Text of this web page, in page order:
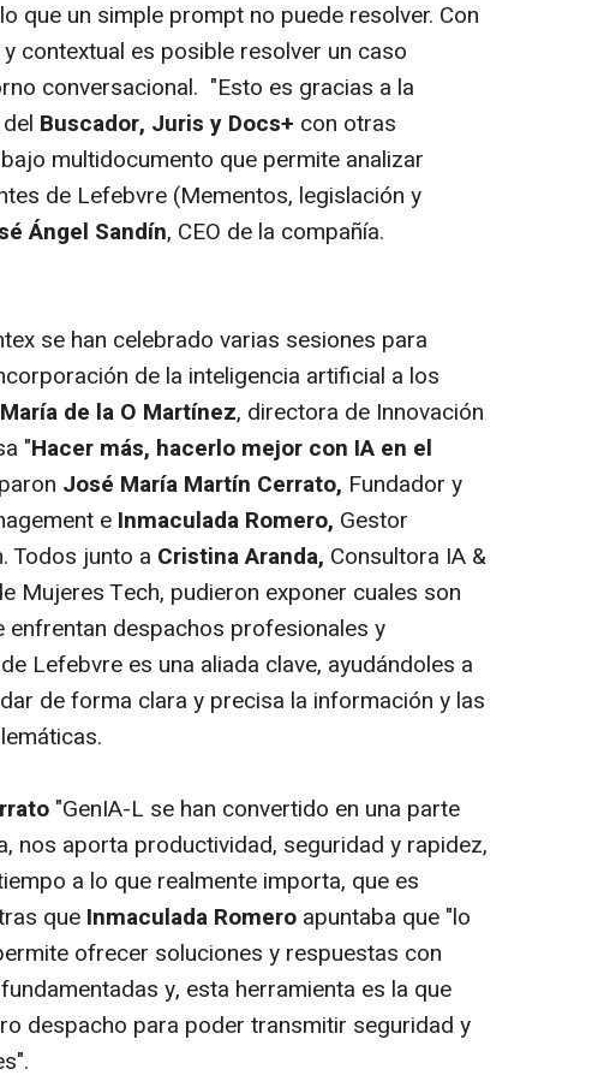
que un simple prompt no puede resolver. Con
contextual es posible resolver un caso
conversacional. "Esto es gracias a la
Buscador, Juris y Docs+ con otras
multidocumento que permite analizar
de Lefebvre (Mementos, legislación y
Ángel Sandín, CEO de la compañía.
se han celebrado varias sesiones para
de la inteligencia artificial a los
María de la O Martínez, directora de Innovación
"Hacer más, hacerlo mejor con IA en el
José María Martín Cerrato, Fundador y
e Inmaculada Romero, Gestor
Todos junto a Cristina Aranda, Consultora IA &
Mujeres Tech, pudieron exponer cuales son
despachos profesionales y
de Lefebvre es una aliada clave, ayudándoles a
de forma clara y precisa la información y las
"GenIA-L se han convertido en una parte
nos aporta productividad, seguridad y rapidez,
a lo que realmente importa, que es
que Inmaculada Romero apuntaba que "lo
ofrecer soluciones y respuestas con
y, esta herramienta es la que
despacho para poder transmitir seguridad y